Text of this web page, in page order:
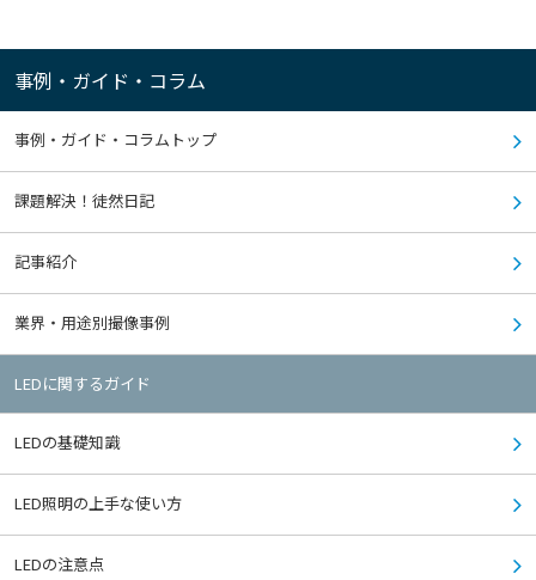
事例・ガイド・コラム
事例・ガイド・コラムトップ
課題解決！徒然日記
記事紹介
業界・用途別撮像事例
LEDに関するガイド
LEDの基礎知識
LED照明の上手な使い方
LEDの注意点